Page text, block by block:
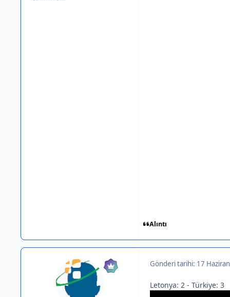
Alıntı
Gönderi tarihi: 17
Letonya: 2 - Türkiye: 3